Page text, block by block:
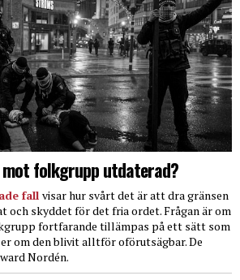
folkgrupp utdaterad?
fall visar hur svårt det är att dra gränsen
och skyddet för det fria ordet. Frågan är om
fortfarande tillämpas på ett sätt som
om den blivit alltför oförutsägbar. De
Nordén.